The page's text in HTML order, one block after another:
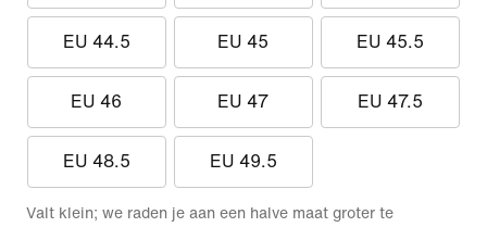
EU 44.5 EU 45 EU 45.5
EU 46 EU 47 EU 47.5
EU 48.5 EU 49.5
Valt klein; we raden je aan een halve maat groter te